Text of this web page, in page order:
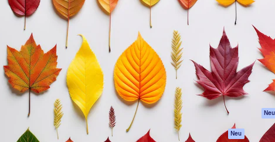
Die kreative Plattform, um deine beste
Arbeit zu verwirklichen. Mehr als 1 Million
Abonnenten unter Kreativen, Unternehmen,
Agenturen und Studios.
Deutsch
Spaces
KI-Assistent
KI-Bildgenerator
KI-Videogenerator
KI-
Stimmengenerator
Stock-Inhalte
MCP für
Neu
Agenten Neu